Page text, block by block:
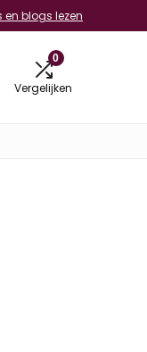
en blogs lezen
0
Vergelijken